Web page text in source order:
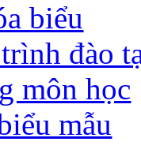
biểu
đào
môn học
mẫu